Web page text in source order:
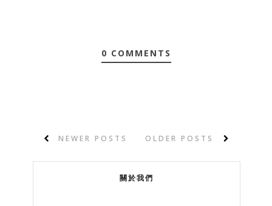
0 COMMENTS
NEWER POSTS OLDER POSTS
關於我們